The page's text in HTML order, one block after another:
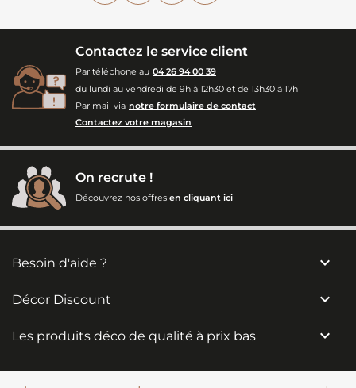
Contactez le service client
Par téléphone au 04 26 94 00 39
du lundi au vendredi de 9h à 12h30 et de 13h30 à 17h
Par mail via notre formulaire de contact
Contactez votre magasin
On recrute !
Découvrez nos offres en cliquant ici
Besoin d'aide ? 
Décor Discount 
Les produits déco de qualité à prix bas 